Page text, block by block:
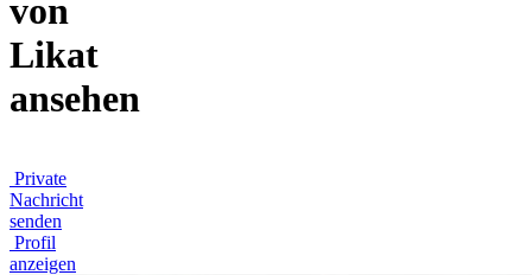
von
Likat
ansehen
Private
Nachricht
senden
Profil
anzeigen